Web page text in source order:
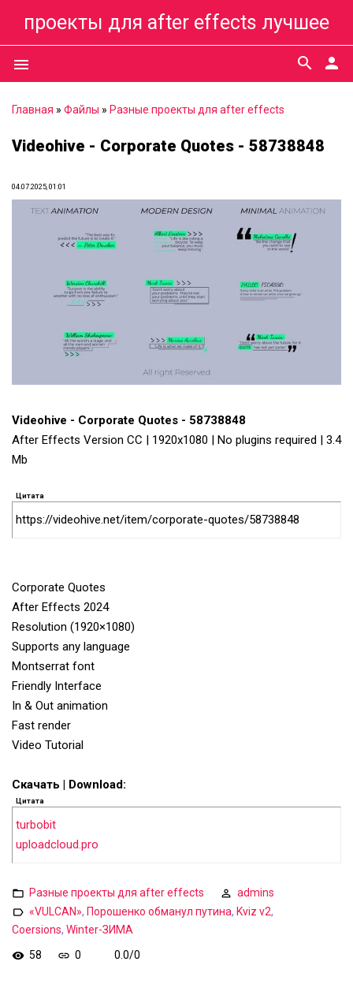
проекты для after effects лучшее
menu person
search
Главная » Файлы » Разные проекты для after effects
Videohive - Corporate Quotes - 58738848
04.07.2025, 01:01
Videohive - Corporate Quotes - 58738848
After Effects Version CC | 1920x1080 | No plugins required | 3.4
Mb
Цитата
https://videohive.net/item/corporate-quotes/58738848
Corporate Quotes
After Effects 2024
Resolution (1920×1080)
Supports any language
Montserrat font
Friendly Interface
In & Out animation
Fast render
Video Tutorial
Скачать | Download:
Цитата
turbobit
uploadcloud.pro
Разные проекты для after effects
admins
«VULCAN», Порошенко обманул путина, Kviz v2,
Coersions, Winter-ЗИМА
58
0 0.0/0